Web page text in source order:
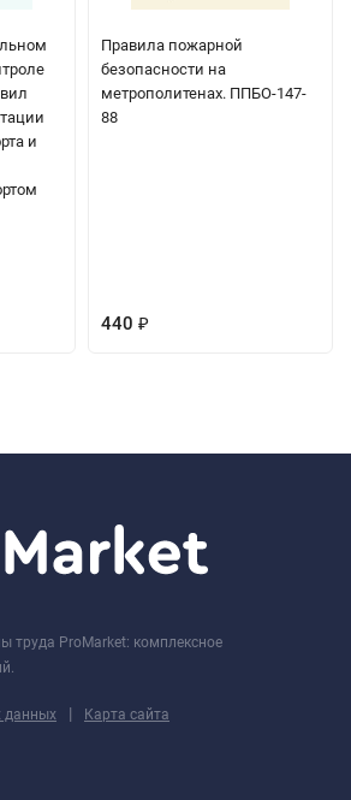
и
Правила пожарной
безопасности на
метрополитенах. ППБО-147-
88
440 ₽
труда ProMarket: комплексное
данных | Карта сайта